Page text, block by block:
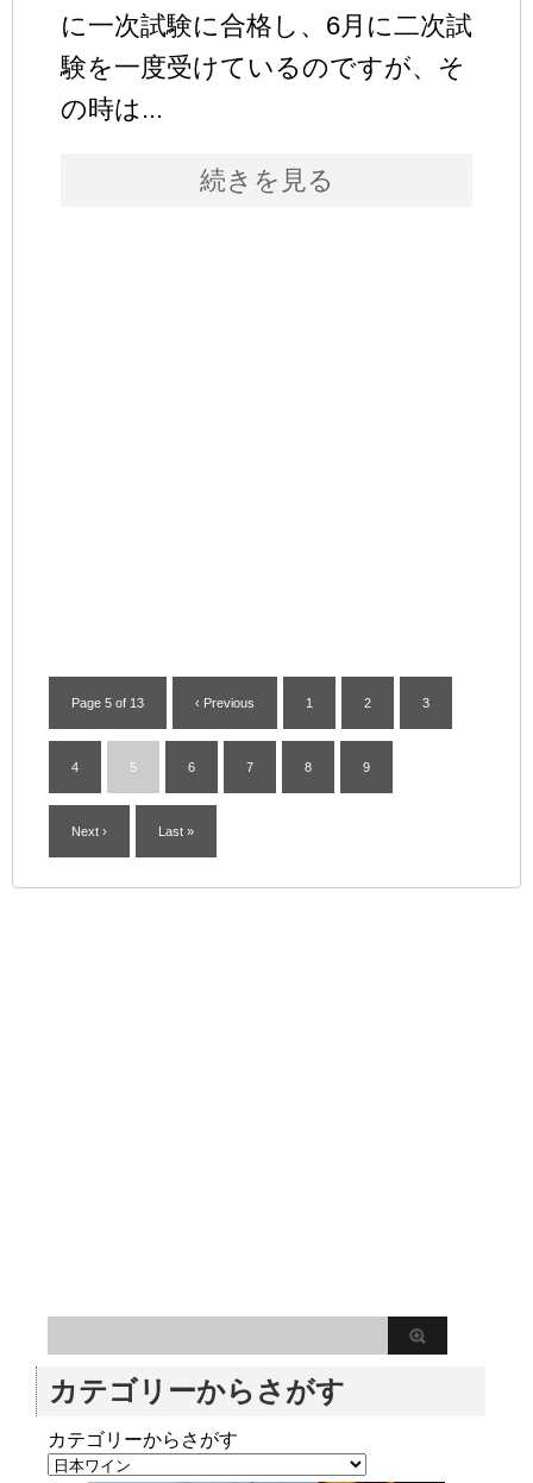
に一次試験に合格し、6月に二次試
験を一度受けているのですが、そ
の時は...
続きを見る
Page 5 of 13 ‹ Previous 1 2 3
4 5 6 7 8 9
Next › Last »
カテゴリーからさがす
カテゴリーからさがす